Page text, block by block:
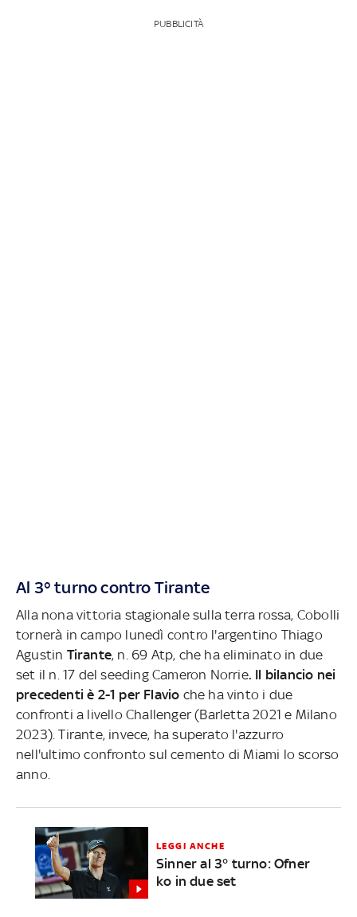
PUBBLICITÀ
Al 3° turno contro Tirante
Alla nona vittoria stagionale sulla terra rossa, Cobolli
tornerà in campo lunedì contro l'argentino Thiago
Agustin Tirante, n. 69 Atp, che ha eliminato in due
set il n. 17 del seeding Cameron Norrie. Il bilancio nei
precedenti è 2-1 per Flavio che ha vinto i due
confronti a livello Challenger (Barletta 2021 e Milano
2023). Tirante, invece, ha superato l'azzurro
nell'ultimo confronto sul cemento di Miami lo scorso
anno.
LEGGI ANCHE
Sinner al 3° turno: Ofner
ko in due set